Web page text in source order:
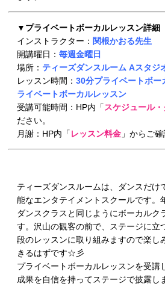
▼プライベートボーカルレッスン詳細
インストラクター： 関根かおる先生
開講曜日： 毎週金曜日
場所： ティーズダンスルーム Aスタジ
レッスン時間： 30分プライベートボー
ライベートボーカルレッスン
受講可能時間：HP内「スケジュール
ださい。
月謝：HP内「レッスン料金 」からご確
ティーズダンスルームは、ダンスだけ
能なエンタテイメントスクールです。
ダンスクラスと同じようにボーカルク
す。沢山の観客の前で、ステージに立
段のレッスンに取り組みますので楽し
きるはずです☆彡
プライベートボーカルレッスンを受講
成果を自信を持ってステージで披露し